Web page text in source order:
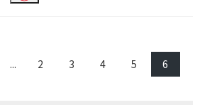
... 2 3 4 5 6
機能で絞り込む